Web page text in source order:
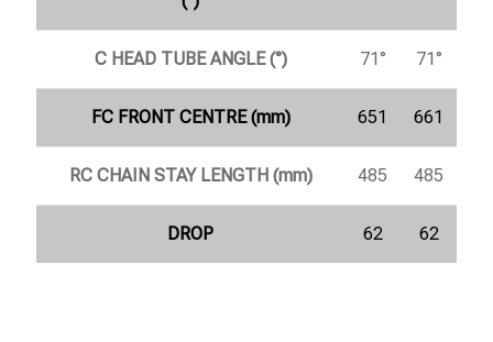
C HEAD TUBE ANGLE (°) 71° 71°
FC FRONT CENTRE (mm) 651 661
RC CHAIN STAY LENGTH (mm) 485 485
DROP 62 62